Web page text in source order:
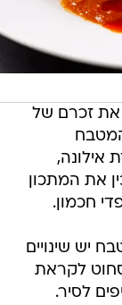
את זכרם של
אילונה,
את המתכון
חכמון.
יש שינויים
סחוט לקראת
לסיר.